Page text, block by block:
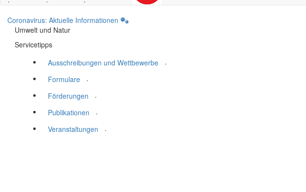
Coronavirus: Aktuelle Informationen
Umwelt und Natur
Servicetipps
Ausschreibungen und Wettbewerbe
.
Formulare
.
Förderungen
.
Publikationen
.
Veranstaltungen
.